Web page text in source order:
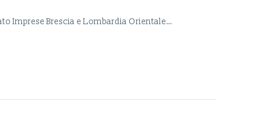
Imprese Brescia e Lombardia Orientale…